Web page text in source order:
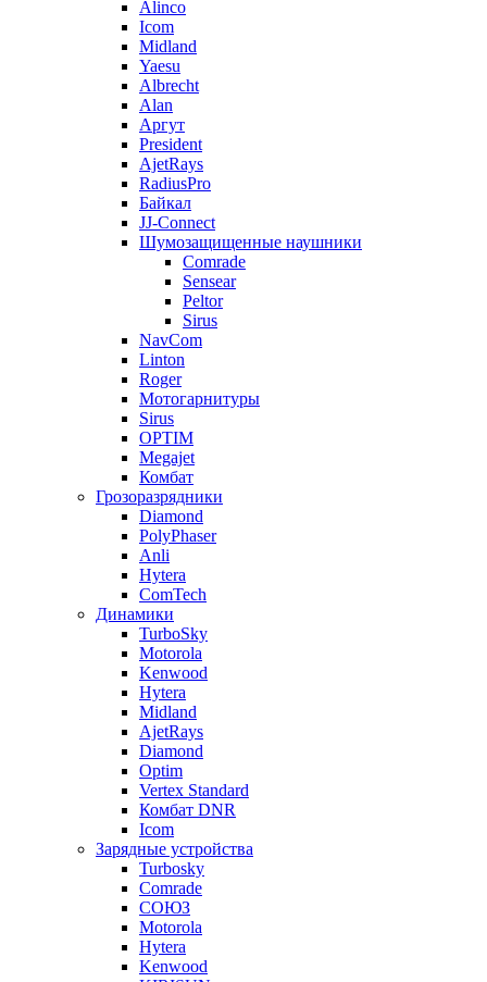
Alinco
Icom
Midland
Yaesu
Albrecht
Alan
Аргут
President
AjetRays
RadiusPro
Байкал
JJ-Connect
Шумозащищенные наушники
Comrade
Sensear
Peltor
Sirus
NavCom
Linton
Roger
Мотогарнитуры
Sirus
OPTIM
Megajet
Комбат
Грозоразрядники
Diamond
PolyPhaser
Anli
Hytera
ComTech
Динамики
TurboSky
Motorola
Kenwood
Hytera
Midland
AjetRays
Diamond
Optim
Vertex Standard
Комбат DNR
Icom
Зарядные устройства
Turbosky
Comrade
СОЮЗ
Motorola
Hytera
Kenwood